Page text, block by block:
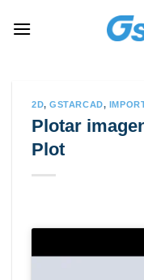
2D,GSTARCAD,
Plotar
Plot